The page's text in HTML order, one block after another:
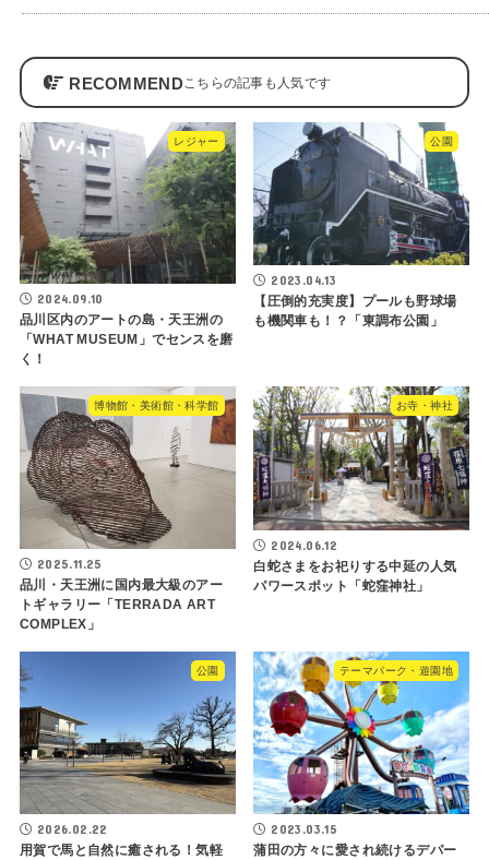
RECOMMEND
レジャー
2024.09.10
品川区内のアートの島・天王洲の
「WHAT MUSEUM」でセンスを磨
く！
公園
2023.04.13
【圧倒的充実度】プールも野球場
も機関車も！？「東調布公園」
博物館・美術館・科学館
2025.11.25
品川・天王洲に国内最大級のアー
トギャラリー「TERRADA ART
COMPLEX」
お寺・神社
2024.06.12
白蛇さまをお祀りする中延の人気
パワースポット「蛇窪神社」
公園
2026.02.22
用賀で馬と自然に癒される！気軽
テーマパーク・遊園地
2023.03.15
蒲田の方々に愛され続けるデパー